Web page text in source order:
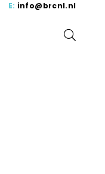
E: info@brcnl.nl